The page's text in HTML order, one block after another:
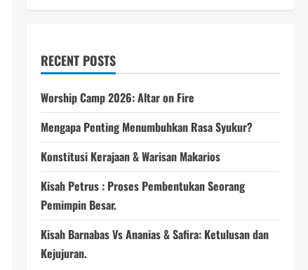
RECENT POSTS
Worship Camp 2026: Altar on Fire
Mengapa Penting Menumbuhkan Rasa Syukur?
Konstitusi Kerajaan & Warisan Makarios
Kisah Petrus : Proses Pembentukan Seorang
Pemimpin Besar.
Kisah Barnabas Vs Ananias & Safira: Ketulusan dan
Kejujuran.